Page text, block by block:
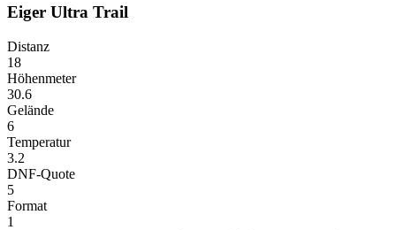
Eiger Ultra Trail
Distanz
18
Höhenmeter
30.6
Gelände
6
Temperatur
3.2
DNF-Quote
5
Format
1